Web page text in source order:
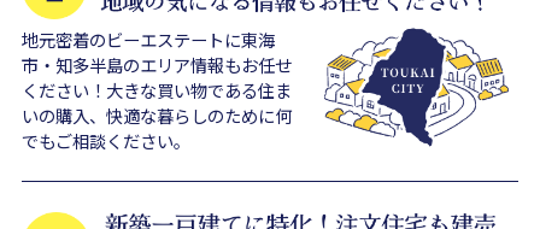
地元密着のビーエステートに東海
市・知多半島のエリア情報もお任せ
ください！大きな買い物である住ま
いの購入、快適な暮らしのために何
でもご相談ください。